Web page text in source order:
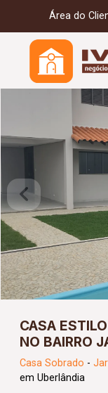
Área do
CASA
NO BAIRRO
Casa Sobrado -
em Uberlândia